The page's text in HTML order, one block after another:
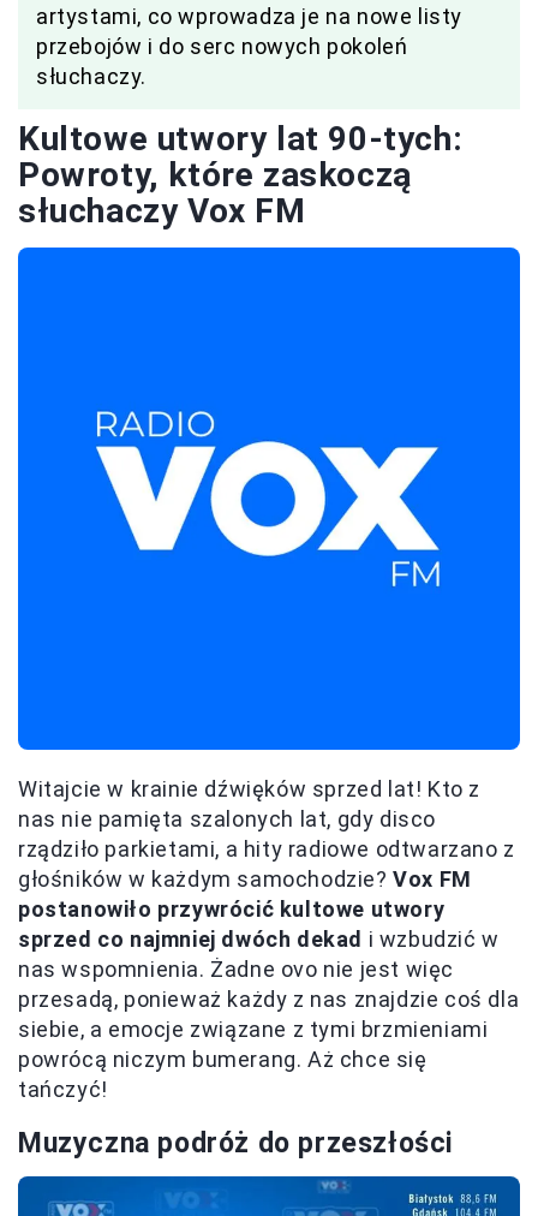
artystami, co wprowadza je na nowe listy
przebojów i do serc nowych pokoleń
słuchaczy.
Kultowe utwory lat 90-tych:
Powroty, które zaskoczą
słuchaczy Vox FM
Witajcie w krainie dźwięków sprzed lat! Kto z
nas nie pamięta szalonych lat, gdy disco
rządziło parkietami, a hity radiowe odtwarzano z
głośników w każdym samochodzie?Vox FM
postanowiło przywrócić kultowe utwory
sprzed co najmniej dwóch dekad i wzbudzić w
nas wspomnienia. Żadne ovo nie jest więc
przesadą, ponieważ każdy z nas znajdzie coś dla
siebie, a emocje związane z tymi brzmieniami
powrócą niczym bumerang. Aż chce się
tańczyć!
Muzyczna podróż do przeszłości